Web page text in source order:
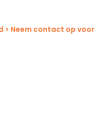
Neem contact op voor